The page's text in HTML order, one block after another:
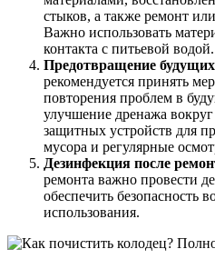
стыков, а также ремонт
Важно использовать
контакта с питьевой водой.
Предотвращение
рекомендуется принять
повторения проблем в
улучшение дренажа
защитных устройств для
мусора и регулярные
Дезинфекция после
ремонта важно провести
обеспечить безопасность
использования.